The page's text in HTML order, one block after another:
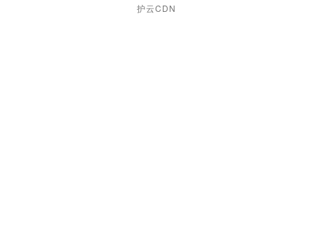
护云CDN